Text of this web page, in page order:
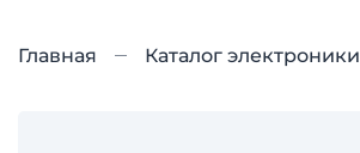
Главная Каталог электроники